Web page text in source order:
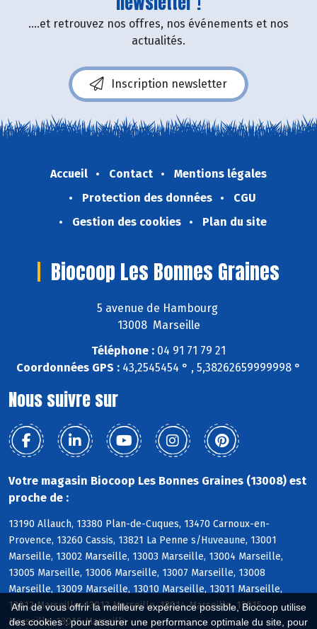
Afin de vous offrir la meilleure expérience possible, Biocoop utilise
des cookies : pour assurer une performance optimale du site, pour
....et retrouvez nos offres, nos événements et nos
actualités.
Inscription newsletter
Accueil Contact
Mentions légales
Protection des données
CGU
Gestion des cookies
Plan du site
Biocoop Les Bonnes Graines
5 avenue de Hambourg
13008 Marseille
Téléphone : 04 91 71 79 21
Coordonnées GPS : 43,2545454 ° , 5,38262659999998 °
Nous suivre sur
Votre magasin Biocoop Les Bonnes Graines (13008) est
proche de :
13190 Allauch, 13380 Plan-de-Cuques, 13470 Carnoux-en-
Provence, 13260 Cassis, 13821 La Penne s/Huveaune, 13001
Marseille, 13002 Marseille, 13003 Marseille, 13004 Marseille,
13005 Marseille, 13006 Marseille, 13007 Marseille, 13008
Marseille, 13009 Marseille, 13010 Marseille, 13011 Marseille,
13012 Marseille, 13013 Marseille, 13014 Marseille, 13015
Marseille, 13016 Marseille